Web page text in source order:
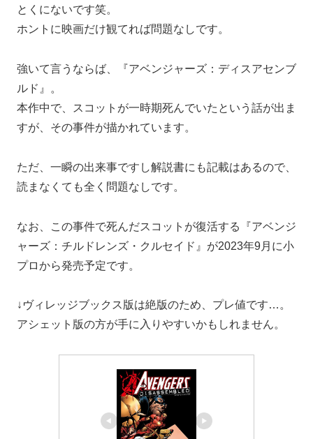
とくにないです笑。
ホントに映画だけ観てれば問題なしです。
強いて言うならば、『アベンジャーズ：ディスアセンブ
ルド』。
本作中で、スコットが一時期死んでいたという話が出ま
すが、その事件が描かれています。
ただ、一瞬の出来事ですし解説書にも記載はあるので、
読まなくても全く問題なしです。
なお、この事件で死んだスコットが復活する『アベンジ
ャーズ：チルドレンズ・クルセイド』が2023年9月に小
プロから発売予定です。
↓ヴィレッジブックス版は絶版のため、プレ値です…。
アシェット版の方が手に入りやすいかもしれません。